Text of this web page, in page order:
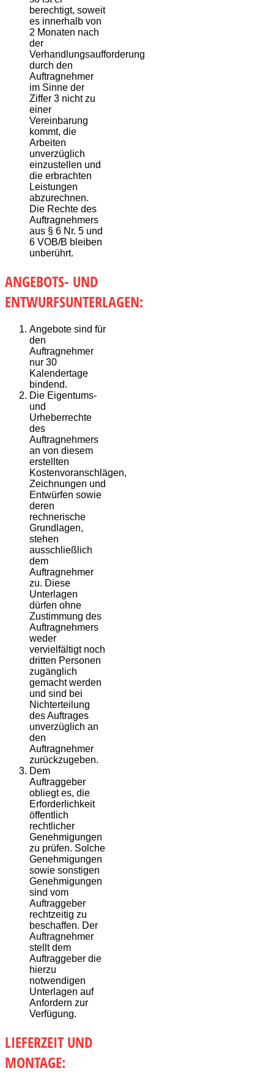
berechtigt, soweit
es innerhalb von
2 Monaten nach
der
Verhandlungsaufforderung
durch den
Auftragnehmer
im Sinne der
Ziffer 3 nicht zu
einer
Vereinbarung
kommt, die
Arbeiten
unverzüglich
einzustellen und
die erbrachten
Leistungen
abzurechnen.
Die Rechte des
Auftragnehmers
aus § 6 Nr. 5 und
6 VOB/B bleiben
unberührt.
ANGEBOTS- UND
ENTWURFSUNTERLAGEN:
Angebote sind für
den
Auftragnehmer
nur 30
Kalendertage
bindend.
Die Eigentums-
und
Urheberrechte
des
Auftragnehmers
an von diesem
erstellten
Kostenvoranschlägen,
Zeichnungen und
Entwürfen sowie
deren
rechnerische
Grundlagen,
stehen
ausschließlich
dem
Auftragnehmer
zu. Diese
Unterlagen
dürfen ohne
Zustimmung des
Auftragnehmers
weder
vervielfältigt noch
dritten Personen
zugänglich
gemacht werden
und sind bei
Nichterteilung
des Auftrages
unverzüglich an
den
Auftragnehmer
zurückzugeben.
Dem
Auftraggeber
obliegt es, die
Erforderlichkeit
öffentlich
rechtlicher
Genehmigungen
zu prüfen. Solche
Genehmigungen
sowie sonstigen
Genehmigungen
sind vom
Auftraggeber
rechtzeitig zu
beschaffen. Der
Auftragnehmer
stellt dem
Auftraggeber die
hierzu
notwendigen
Unterlagen auf
Anfordern zur
Verfügung.
LIEFERZEIT UND
MONTAGE: